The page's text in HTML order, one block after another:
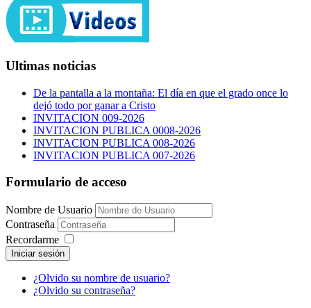
Ultimas noticias
De la pantalla a la montaña: El día en que el grado once lo
dejó todo por ganar a Cristo
INVITACION 009-2026
INVITACION PUBLICA 0008-2026
INVITACION PUBLICA 008-2026
INVITACION PUBLICA 007-2026
Formulario de acceso
Nombre de Usuario
Contraseña
Recordarme
Iniciar sesión
¿Olvido su nombre de usuario?
¿Olvido su contraseña?